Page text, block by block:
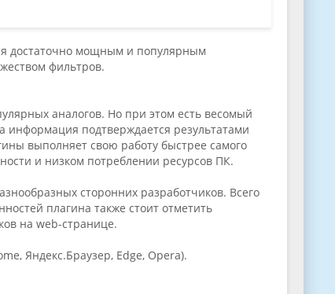
достаточно мощным и популярным
фильтров.
аналогов. Но при этом есть весомый
информация подтверждается результатами
выполняет свою работу быстрее самого
и низком потреблении ресурсов ПК.
сторонних разработчиков. Всего
плагина также стоит отметить
на web-странице.
Яндекс.Браузер, Edge, Opera).